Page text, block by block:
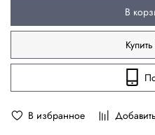
В избранное
В